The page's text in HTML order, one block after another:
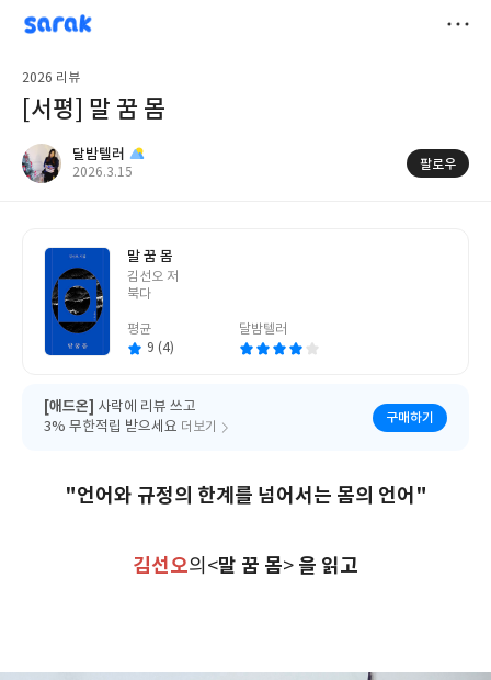
sarak
달밤텔러
2026 리뷰
[서평] 말 꿈 몸
달밤텔러
작
2026.3.15
팔로우
말 꿈 몸
글
쓴
김선오 저
북다
평균
9 (4)
달밤텔러
[애드온] 사락에 리뷰 쓰고
3% 무한적립 받으세요 더보기
구매하기
"언어와 규정의 한계를 넘어서는 몸의 언어"
김선오의<말 꿈 몸> 을 읽고